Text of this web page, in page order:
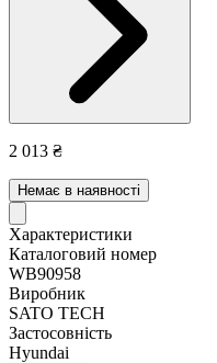
2 013 ₴
Немає в наявності
Характеристики
Каталоговий номер
WB90958
Виробник
SATO TECH
Застосовність
Hyundai